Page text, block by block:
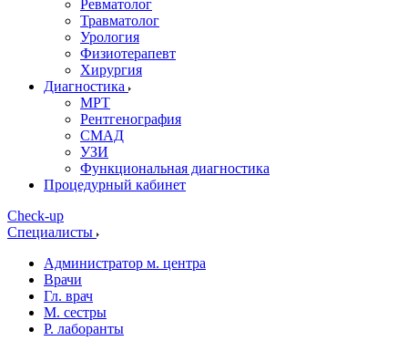
Ревматолог
Травматолог
Урология
Физиотерапевт
Хирургия
Диагностика
МРТ
Рентгенография
СМАД
УЗИ
Функциональная диагностика
Процедурный кабинет
Cheсk-up
Специалисты
Администратор м. центра
Врачи
Гл. врач
М. сестры
Р. лаборанты